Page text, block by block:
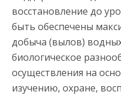
восстановление до
быть обеспечены
добыча (вылов)
биологическое
осуществления на
изучению, охране,